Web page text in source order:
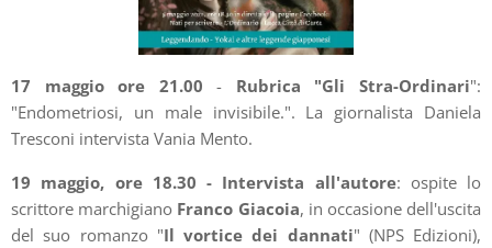
17 maggio ore 21.00 - Rubrica "Gli Stra-Ordinari":
"Endometriosi, un male invisibile.". La giornalista Daniela
Tresconi intervista Vania Mento.
19 maggio, ore 18.30 - Intervista all'autore: ospite lo
scrittore marchigiano Franco Giacoia, in occasione dell'uscita
del suo romanzo "Il vortice dei dannati" (NPS Edizioni),